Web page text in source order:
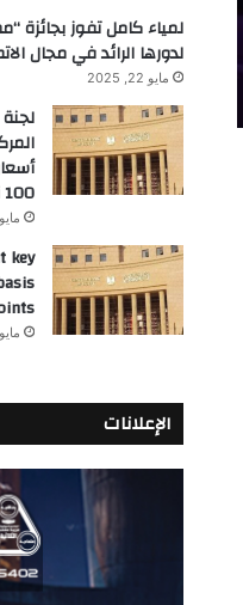
لمياء كامل تفوز بجائزة
لدورها الرائد في مجال
مايو 22, 2025
100 نقطة أساس
مايو 22, 2025
key
مايو 22, 2025
الإعلانات